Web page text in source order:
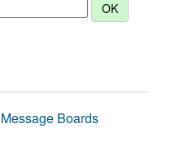
Message Boards